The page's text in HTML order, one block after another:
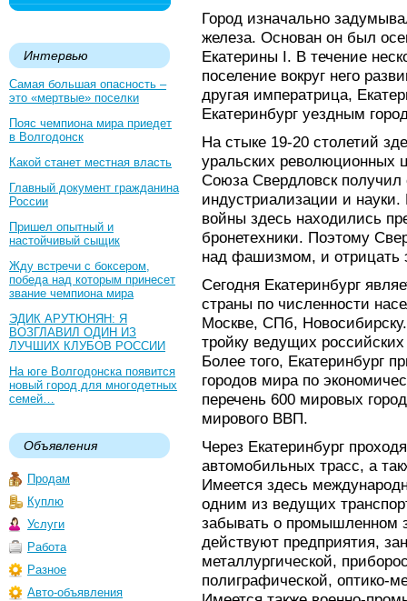
Интервью
Самая большая опасность –
это «мертвые» поселки
Пояс чемпиона мира приедет
в Волгодонск
Какой станет местная власть
Главный документ гражданина
России
Пришел опытный и
настойчивый сыщик
Жду встречи с боксером,
победа над которым принесет
звание чемпиона мира
ЭДИК АРУТЮНЯН: Я
ВОЗГЛАВИЛ ОДИН ИЗ
ЛУЧШИХ КЛУБОВ РОССИИ
На юге Волгодонска появится
новый город для многодетных
семей…
Объявления
Продам
Куплю
Услуги
Работа
Разное
Авто-объявления
Город изначально
железа. Основан он был
Екатерины I. В течение
поселение вокруг него
другая императрица,
Екатеринбург уездным
На стыке 19-20 столетий
уральских революционных
Союза Свердловск
индустриализации и
войны здесь находились
бронетехники. Поэтому
над фашизмом, и отрицать
Сегодня Екатеринбург
страны по численности
Москве, СПб,
тройку ведущих
Более того, Екатеринбург
городов мира по
перечень 600 мировых
мирового ВВП.
Через Екатеринбург
автомобильных трасс, а
Имеется здесь
одним из ведущих
забывать о промышленном
действуют предприятия,
металлургической,
полиграфической, оптико-